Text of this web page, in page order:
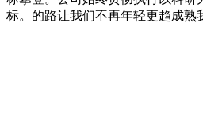
标。的路让我们不再年轻更趋成熟